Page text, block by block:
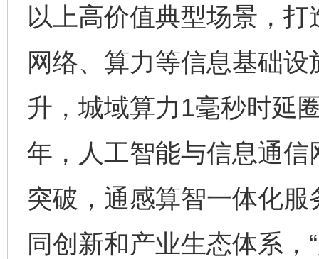
以上高价值典型场景，
网络、算力等信息基础
升，城域算力1毫秒时延
年，人工智能与信息通
突破，通感算智一体化
同创新和产业生态体系，